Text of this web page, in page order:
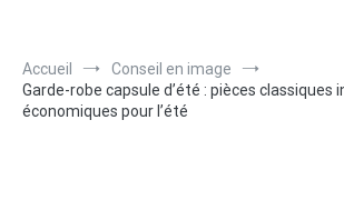
Accueil
Conseil en image
Garde-robe capsule d’été : pièces classiques
économiques pour l’été